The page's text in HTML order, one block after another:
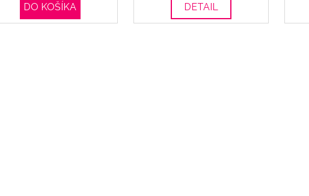
DO KOŠÍKA
DETAIL